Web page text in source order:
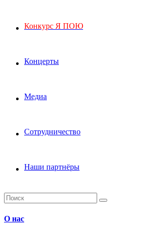
Конкурс Я ПОЮ
Концерты
Медиа
Сотрудничество
Наши партнёры
О нас